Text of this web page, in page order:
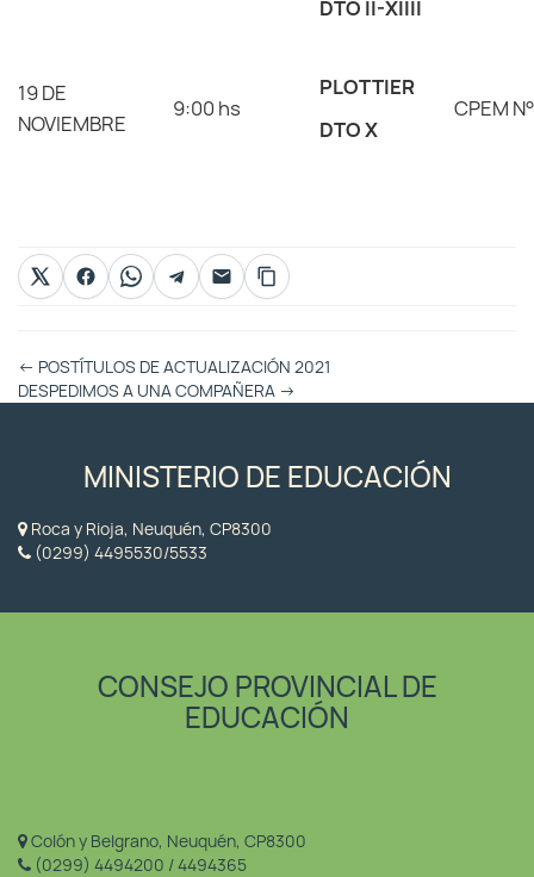
DTO II-XIIII
19 DE
NOVIEMBRE
9:00 hs
PLOTTIER
DTO X
CPEM
Otras
Entradas
← POSTÍTULOS DE ACTUALIZACIÓN 2021
DESPEDIMOS A UNA COMPAÑERA →
MINISTERIO DE EDUCACIÓN
Roca y Rioja, Neuquén, CP8300
(0299) 4495530/5533
CONSEJO PROVINCIAL DE
EDUCACIÓN
Colón y Belgrano, Neuquén, CP8300
(0299) 4494200 / 4494365